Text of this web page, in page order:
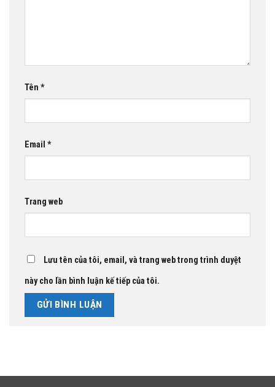
Tên *
Email *
Trang web
Lưu tên của tôi, email, và trang web trong trình duyệt
này cho lần bình luận kế tiếp của tôi.